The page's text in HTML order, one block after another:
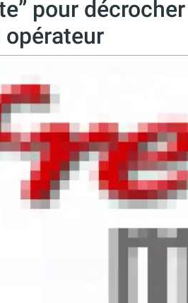
pour
opérateur